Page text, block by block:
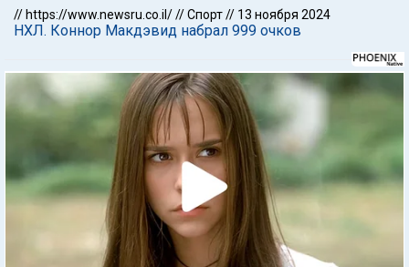
// https://www.newsru.co.il///Спорт// 13 ноября 2024
НХЛ. Коннор Макдэвид набрал 999 очков